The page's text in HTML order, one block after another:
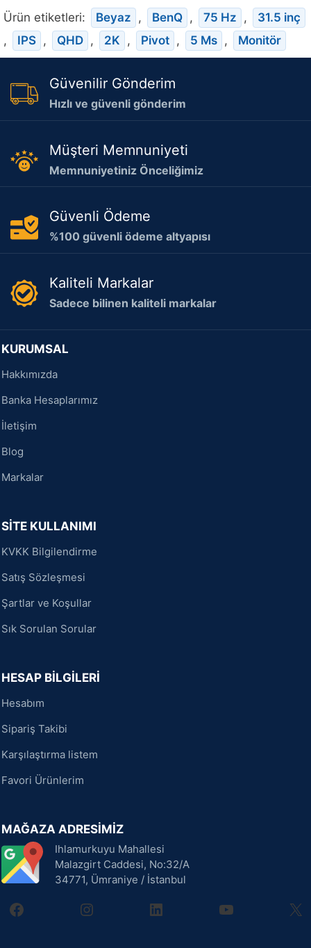
Ürün etiketleri: Beyaz , BenQ , 75 Hz ,
31.5 inç
,
IPS , QHD , 2K , Pivot , 5 Ms , Monitör
Güvenilir Gönderim
Hızlı ve güvenli gönderim
Müşteri Memnuniyeti
Memnuniyetiniz Önceliğimiz
Güvenli Ödeme
%100 güvenli ödeme altyapısı
Kaliteli Markalar
Sadece bilinen kaliteli markalar
KURUMSAL
Hakkımızda
Banka Hesaplarımız
İletişim
Blog
Markalar
SİTE KULLANIMI
KVKK Bilgilendirme
Satış Sözleşmesi
Şartlar ve Koşullar
Sık Sorulan Sorular
HESAP BİLGİLERİ
Hesabım
Sipariş Takibi
Karşılaştırma listem
Favori Ürünlerim
MAĞAZA ADRESİMİZ
Ihlamurkuyu Mahallesi
Malazgirt Caddesi, No:32/A
34771, Ümraniye / İstanbul
facebookinstagramlinkedin youtube X